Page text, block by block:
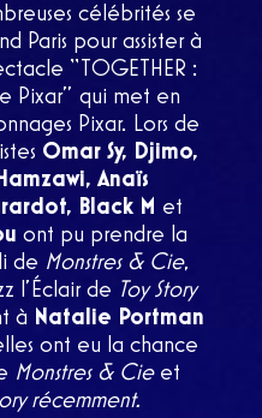
célébrités se
Paris pour assister à
“TOGETHER :
Pixar” qui met en
Pixar. Lors de
Omar Sy, Djimo,
Anaïs
Black M et
ont pu prendre la
de Monstres & Cie,
l’Éclair de Toy Story
à Natalie Portman
ont eu la chance
Monstres & Cieet
récemment.